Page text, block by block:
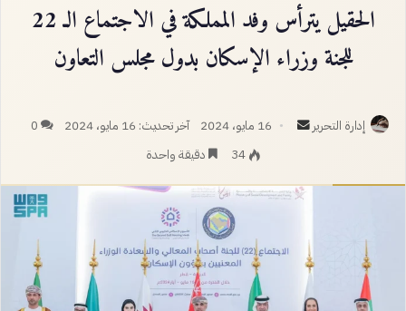
الحقيل يترأس وفد المملكة في الاجتماع الـ 22
للجنة وزراء الإسكان بدول مجلس التعاون
إدارة التحرير
أرسل 16 مايو، 2024 آخر تحديث: 16 مايو، 2024
0
34
دقيقة واحدة